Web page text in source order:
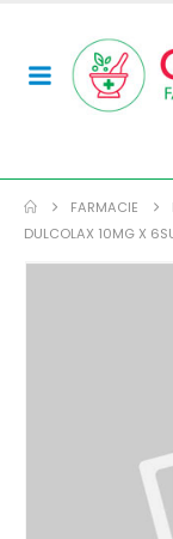
FARMACIE
DULCOLAX 10MG X